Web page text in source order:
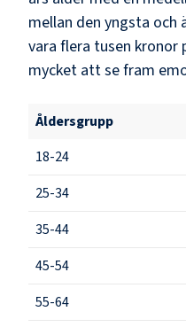
mellan den yngsta och
vara flera tusen kronor
mycket att se fram
Åldersgrupp
18-24
25-34
35-44
45-54
55-64